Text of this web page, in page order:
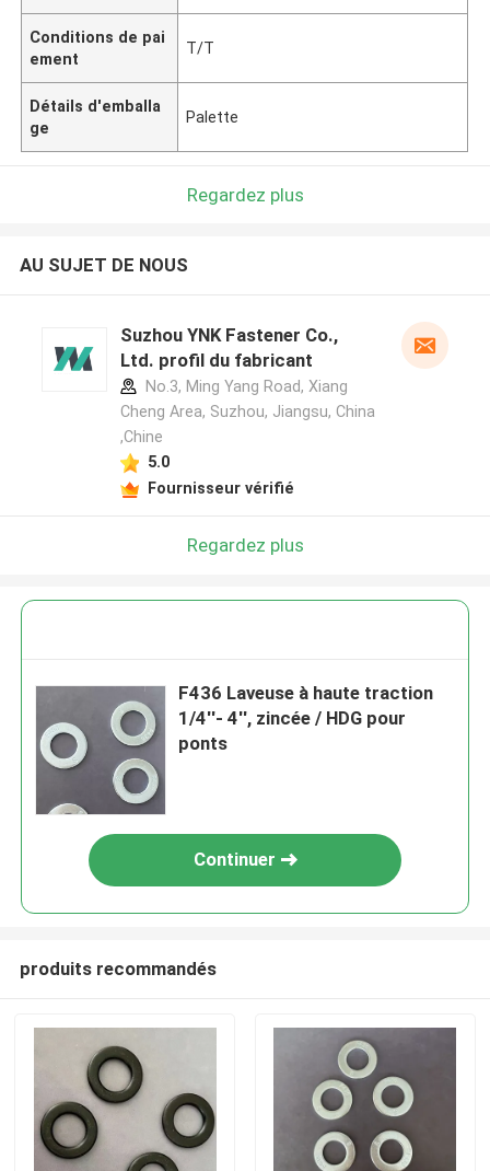
Conditions de pai
ement
T/T
Détails d'emballa
ge
Palette
Regardez plus
AU SUJET DE NOUS
Suzhou YNK Fastener Co.,
Ltd. profil du fabricant
No.3, Ming Yang Road, Xiang
Cheng Area, Suzhou, Jiangsu, China
,Chine
5.0
Fournisseur vérifié
Regardez plus
F436 Laveuse à haute traction
1/4''- 4'', zincée / HDG pour
ponts
Continuer
produits recommandés